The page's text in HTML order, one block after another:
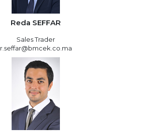
Reda SEFFAR
Sales Trader
r.seffar@bmcek.co.ma